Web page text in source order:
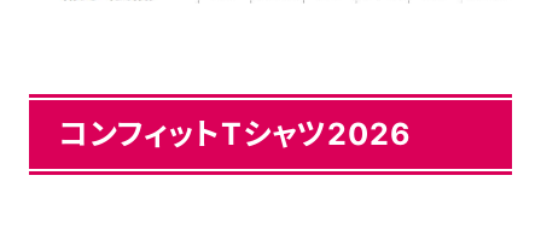
コンフィットTシャツ2026